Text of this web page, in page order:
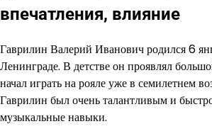
впечатления, влияние
Гаврилин Валерий Иванович родился 6
Ленинграде. В детстве он проявлял
начал играть на рояле уже в семилетнем
Гаврилин был очень талантливым и
музыкальные навыки.